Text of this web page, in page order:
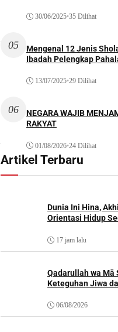
30/06/2025•35 Dilihat
05
Mengenal 12 Jenis
Ibadah Pelengkap
13/07/2025•29 Dilihat
06
NEGARA WAJIB
RAKYAT
01/08/2026•24 Dilihat
Artikel Terbaru
Dunia Ini Hina,
Orientasi Hidup
17 jam lalu
Qadarullah wa Mā
Keteguhan Jiwa
06/08/2026